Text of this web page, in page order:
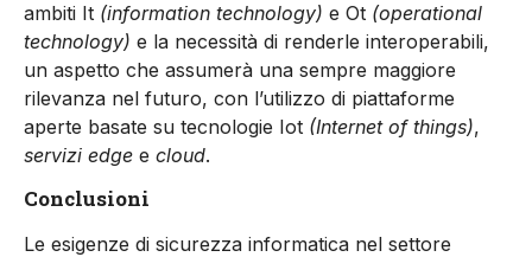
ambiti It (information technology) e Ot (operational
technology) e la necessità di renderle interoperabili,
un aspetto che assumerà una sempre maggiore
rilevanza nel futuro, con l’utilizzo di piattaforme
aperte basate su tecnologie Iot (Internet of things),
servizi edge e cloud.
Conclusioni
Le esigenze di sicurezza informatica nel settore